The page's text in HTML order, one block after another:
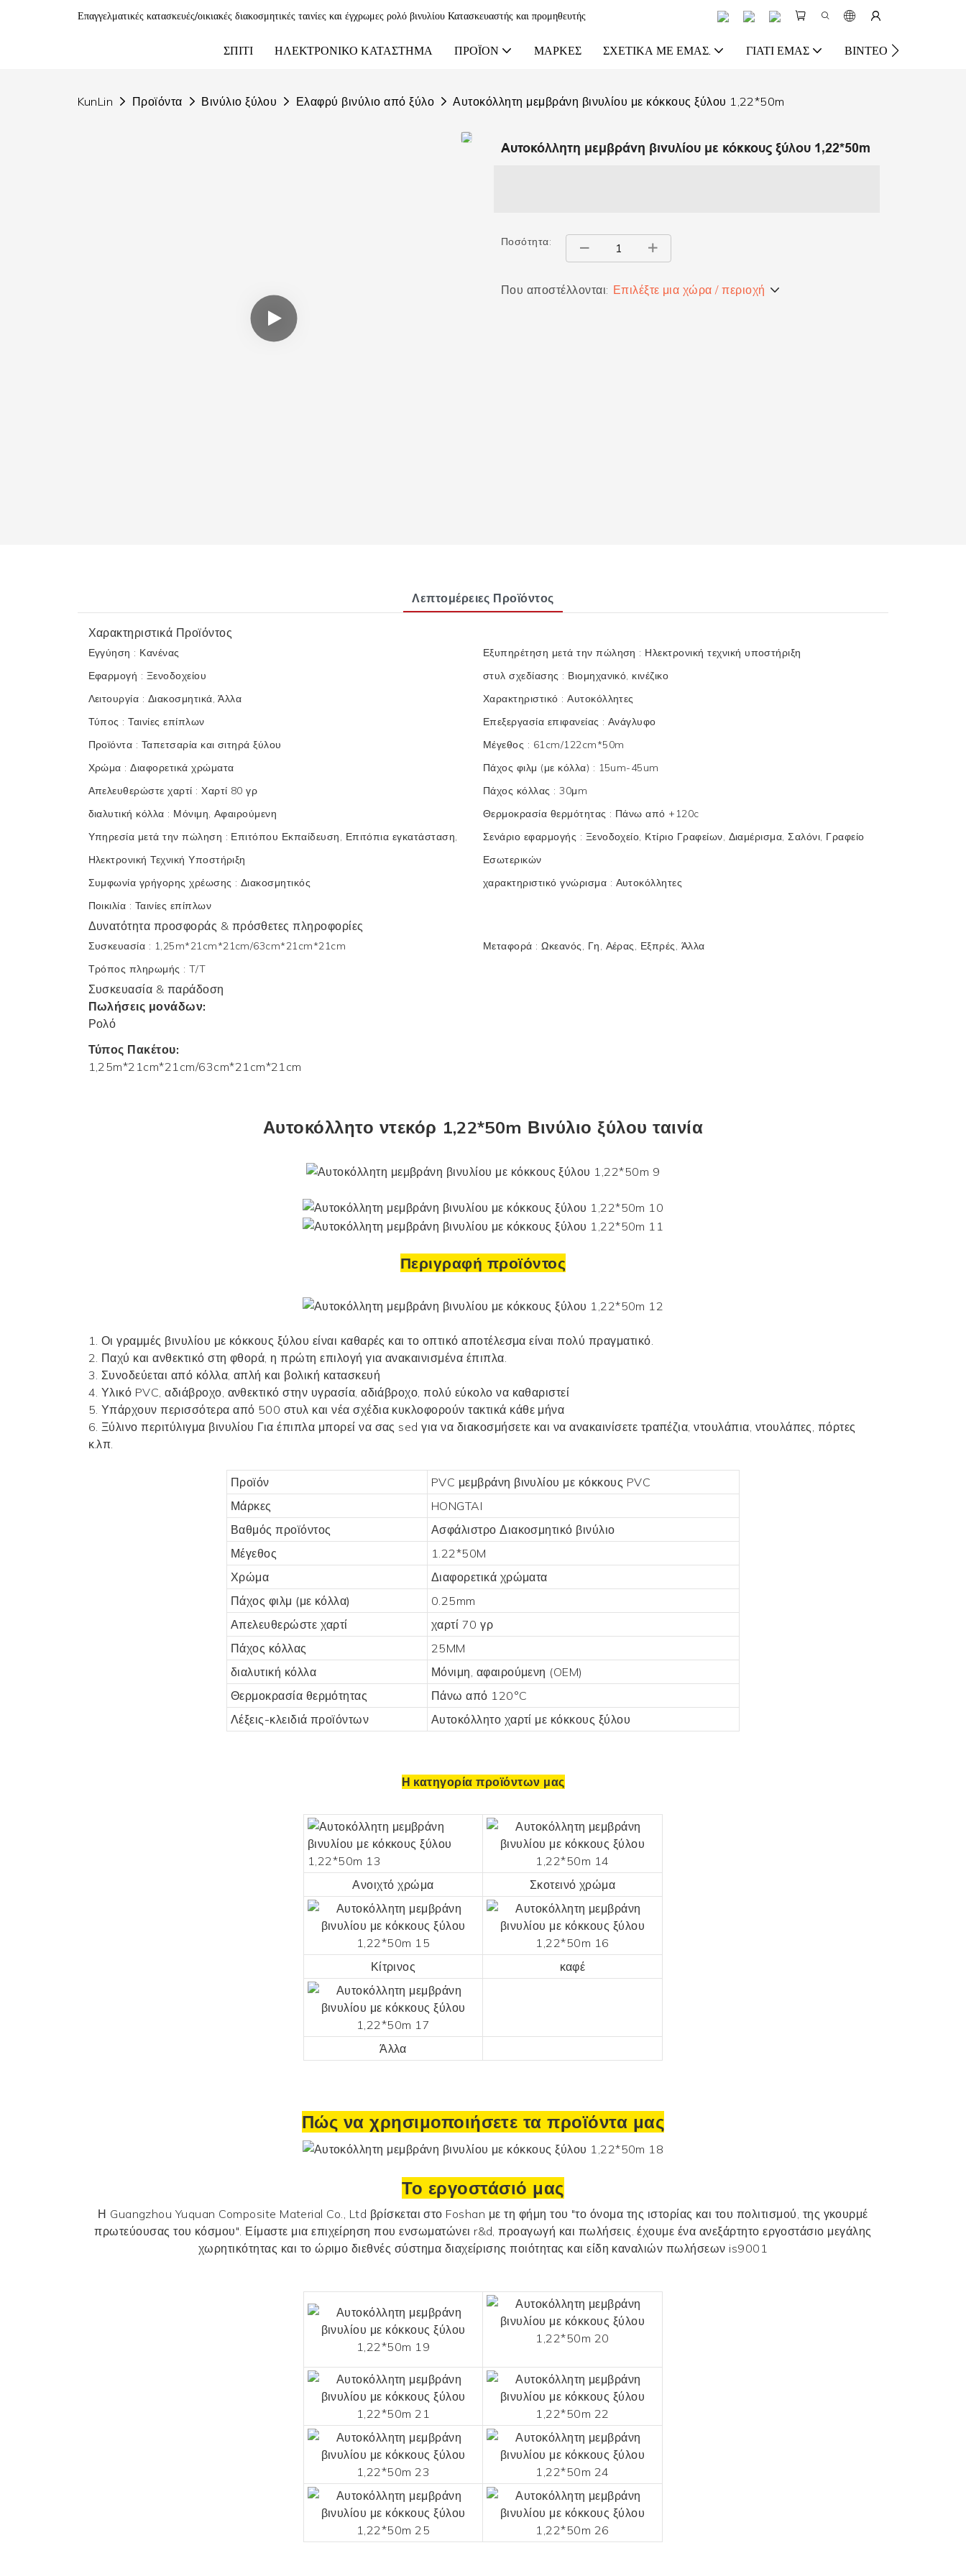
Επαγγελματικές κατασκευές/οικιακές διακοσμητικές ταινίες και έγχρωμες ρολό βινυλίου Κατασκευαστής και προμηθευτής
ΣΠΊΤΙ ΗΛΕΚΤΡΟΝΙΚΌ ΚΑΤΆΣΤΗΜΑ ΠΡΟΪΌΝ ΜΆΡΚΕΣ ΣΧΕΤΙΚΆ ΜΕ ΕΜΆΣ. ΓΙΑΤΊ ΕΜΆΣ ΒΊΝΤΕΟ
KunLin Προϊόντα Βινύλιο ξύλου Ελαφρύ βινύλιο από ξύλο Αυτοκόλλητη μεμβράνη βινυλίου με κόκκους ξύλου 1,22*50m
Αυτοκόλλητη μεμβράνη βινυλίου με κόκκους ξύλου 1,22*50m
Ποσότητα:
Που αποστέλλονται: Επιλέξτε μια χώρα / περιοχή
Λεπτομέρειες Προϊόντος
Χαρακτηριστικά Προϊόντος
Εγγύηση : Κανένας Εξυπηρέτηση μετά την πώληση : Ηλεκτρονική τεχνική υποστήριξη
Εφαρμογή : Ξενοδοχείου στυλ σχεδίασης : Βιομηχανικό, κινέζικο
Λειτουργία : Διακοσμητικά, Άλλα Χαρακτηριστικό :Αυτοκόλλητες
Τύπος :Ταινίες επίπλων Επεξεργασία επιφανείας :Ανάγλυφο
Προϊόντα : Ταπετσαρία και σιτηρά ξύλου Μέγεθος : 61cm/122cm*50m
Χρώμα :Διαφορετικά χρώματα Πάχος φιλμ (με κόλλα) : 15um-45um
Απελευθερώστε χαρτί :Χαρτί 80 γρ Πάχος κόλλας :30μm
διαλυτική κόλλα : Μόνιμη, Αφαιρούμενη Θερμοκρασία θερμότητας : Πάνω από +120c
Υπηρεσία μετά την πώληση : Επιτόπου Εκπαίδευση, Επιτόπια εγκατάσταση,
Ηλεκτρονική Τεχνική Υποστήριξη
Σενάριο εφαρμογής : Ξενοδοχείο, Κτίριο Γραφείων, Διαμέρισμα, Σαλόνι, Γραφείο
Εσωτερικών
Συμφωνία γρήγορης χρέωσης : Διακοσμητικός χαρακτηριστικό γνώρισμα : Αυτοκόλλητες
Ποικιλία : Ταινίες επίπλων
Δυνατότητα προσφοράς & πρόσθετες πληροφορίες
Συσκευασία : 1,25m*21cm*21cm/63cm*21cm*21cm Μεταφορά :Ωκεανός, Γη, Αέρας, Εξπρές, Άλλα
Τρόπος πληρωμής :T/T
Συσκευασία & παράδοση
Πωλήσεις μονάδων:
Ρολό
Τύπος Πακέτου:
1,25m*21cm*21cm/63cm*21cm*21cm
Αυτοκόλλητο ντεκόρ 1,22*50m Βινύλιο ξύλουταινία
Περιγραφή προϊόντος
1. Οι γραμμές βινυλίου με κόκκους ξύλου είναι καθαρές και το οπτικό αποτέλεσμα είναι πολύ πραγματικό.
2. Παχύ και ανθεκτικό στη φθορά, η πρώτη επιλογή για ανακαινισμένα έπιπλα.
3. Συνοδεύεται από κόλλα, απλή και βολική κατασκευή
4. Υλικό PVC, αδιάβροχο, ανθεκτικό στην υγρασία, αδιάβροχο, πολύ εύκολο να καθαριστεί
5. Υπάρχουν περισσότερα από 500 στυλ και νέα σχέδια κυκλοφορούν τακτικά κάθε μήνα
6. Ξύλινο περιτύλιγμα βινυλίου Για έπιπλα μπορεί να σας sed για να διακοσμήσετε και να ανακαινίσετε τραπέζια, ντουλάπια, ντουλάπες, πόρτες
κ.λπ.
Προϊόν
PVC μεμβράνη βινυλίου με κόκκους PVC
Μάρκες
HONGTAI
Βαθμός προϊόντος
ΑσφάλιστροΔιακοσμητικό βινύλιο
Μέγεθος
1.22*50M
Χρώμα
Διαφορετικά χρώματα
Πάχος φιλμ (με κόλλα)
0.25mm
Απελευθερώστε χαρτί
χαρτί 70 γρ
Πάχος κόλλας
25MM
διαλυτική κόλλα
Μόνιμη, αφαιρούμενη (OEM)
Θερμοκρασία θερμότητας
Πάνω από 120°C
Λέξεις-κλειδιά προϊόντων
Αυτοκόλλητο χαρτί με κόκκους ξύλου
Η κατηγορία προϊόντων μας
Ανοιχτό χρώμα Σκοτεινό χρώμα
Κίτρινος καφέ
Άλλα
Πώς να χρησιμοποιήσετε τα προϊόντα μας
Το εργοστάσιό μας
Η Guangzhou Yuquan Composite Material Co., Ltd βρίσκεται στο Foshan με τη φήμη του "το όνομα της ιστορίας και του πολιτισμού, της γκουρμέ
πρωτεύουσας του κόσμου". Είμαστε μια επιχείρηση που ενσωματώνει r&d, προαγωγή και πωλήσεις. έχουμε ένα ανεξάρτητο εργοστάσιο μεγάλης
χωρητικότητας και το ώριμο διεθνές σύστημα διαχείρισης ποιότητας και είδη καναλιών πωλήσεων is9001